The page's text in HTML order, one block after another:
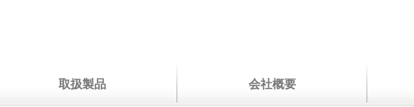
取扱製品 会社概要